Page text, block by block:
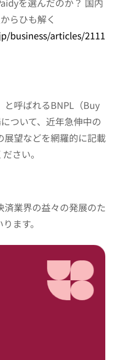
らひも解く
business/articles/2111
と呼ばれるBNPL（Buy
ついて、近年急伸中の
望などを網羅的に記載
さい。
業界の益々の発展のた
ます。